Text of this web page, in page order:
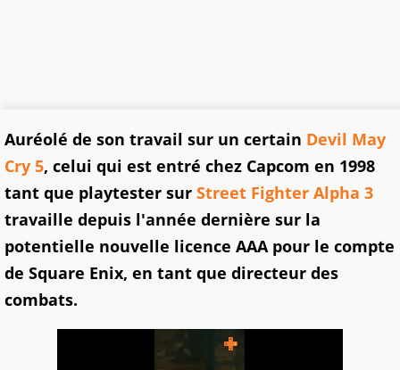
Auréolé de son travail sur un certain Devil May
Cry 5, celui qui est entré chez Capcom en 1998
tant que playtester sur Street Fighter Alpha 3
travaille depuis l'année dernière sur la
potentielle nouvelle licence AAA pour le compte
de Square Enix, en tant que directeur des
combats.